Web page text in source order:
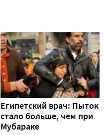
Египетский врач: Пыток
стало больше, чем при
Мубараке